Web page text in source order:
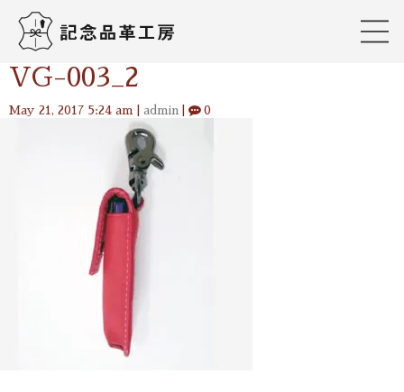
VG-003_2
May 21, 2017 5:24 am admin 0